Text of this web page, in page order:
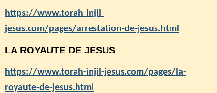
https://www.torah-injil-
jesus.com/pages/arrestation-de-jesus.html
LA ROYAUTE DE JESUS
https://www.torah-injil-jesus.com/pages/la-
royaute-de-jesus.html